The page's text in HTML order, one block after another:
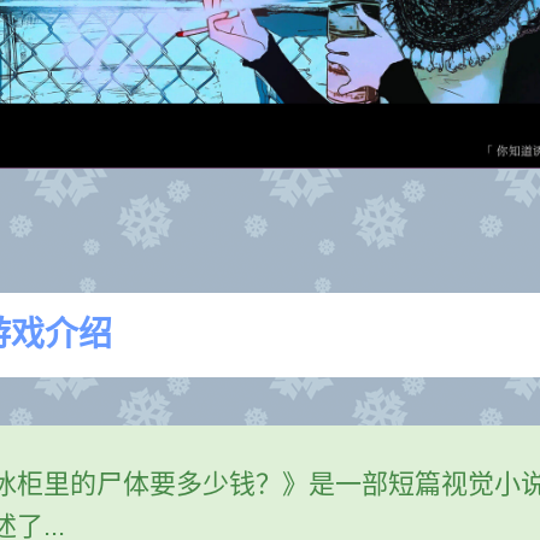
戏介绍
柜里的尸体要多少钱？》是一部短篇视觉小
了...